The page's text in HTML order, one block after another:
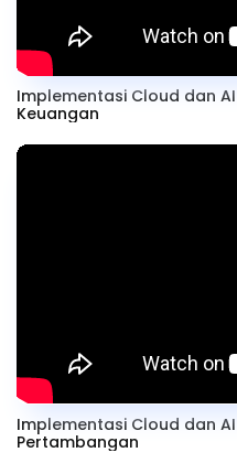
Implementasi Cloud dan
Keuangan
Implementasi Cloud dan
Pertambangan